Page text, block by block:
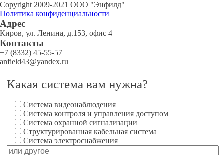
Copyright 2009-2021 ООО "Энфилд"
Политика конфиденциальности
Адрес
Киров, ул. Ленина, д.153, офис 4
Контакты
+7 (8332) 45-55-57
anfield43@yandex.ru
Какая система вам нужна?
Система видеонаблюдения
Система контроля и управления доступом
Система охранной сигнализации
Структурированная кабельная система
Система электроснабжения